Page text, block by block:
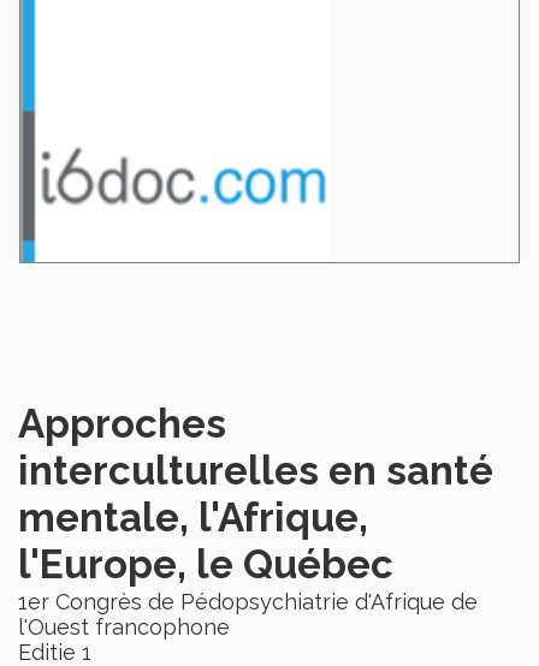
Approches
interculturelles en santé
mentale, l'Afrique,
l'Europe, le Québec
1er Congrès de Pédopsychiatrie d'Afrique de
l'Ouest francophone
Editie 1